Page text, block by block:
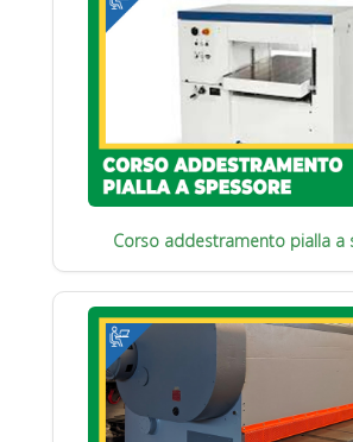
Corso addestramento pialla a